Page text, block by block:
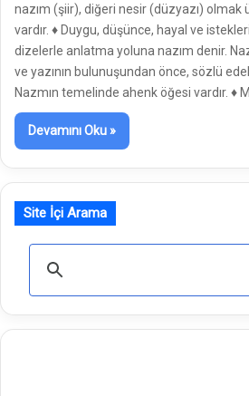
nazım (şiir), diğeri nesir (düzyazı) olmak
vardır. ♦ Duygu, düşünce, hayal ve
dizelerle anlatma yoluna nazım denir.
ve yazının bulunuşundan önce, sözlü
Nazmın temelinde ahenk öğesi vardır. ♦
Devamını Oku »
Site İçi Arama